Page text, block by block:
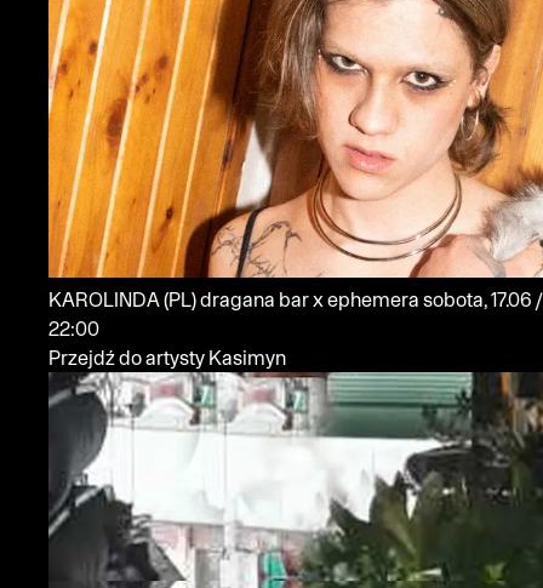
KAROLINDA (PL)dragana bar x ephemera sobota, 17.06 /
22:00
Przejdź do artysty Kasimyn